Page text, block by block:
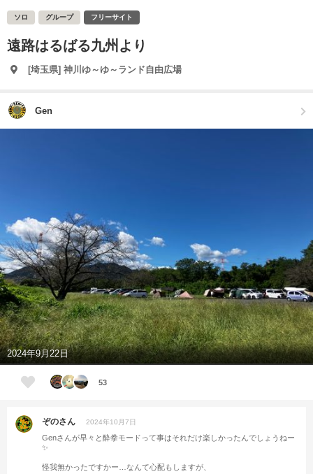
ソロ グループ フリーサイト
遠路はるばる九州より
[埼玉県] 神川ゆ～ゆ～ランド自由広場
Gen
2024年9月22日
53
ぞのさん 2024年10月7日
Genさんが早々と酔拳モードって事はそれだけ楽しかったんでしょうねー
✨
怪我無かったですかー…なんて心配もしますが、